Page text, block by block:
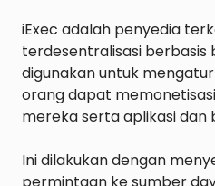
iExec adalah penyedia
terdesentralisasi berbasis
digunakan untuk
orang dapat
mereka serta aplikasi dan
Ini dilakukan dengan